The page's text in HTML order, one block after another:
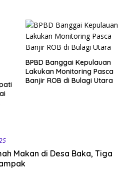
BPBD Banggai Kepulauan
Lakukan Monitoring Pasca
Banjir ROB di Bulagi Utara
Makan di Desa Baka, Tiga